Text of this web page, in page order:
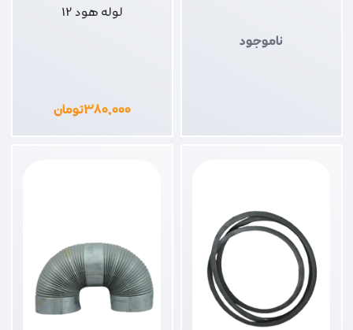
ناموجود
لوله هود 12
۳۸۰,۰۰۰تومان